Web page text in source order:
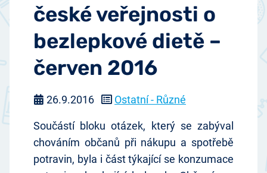
české veřejnosti o
bezlepkové dietě –
červen 2016
26.9.2016 Ostatní - Různé
Součástí bloku otázek, který se zabýval
chováním občanů při nákupu a spotřebě
potravin, byla i část týkající se konzumace